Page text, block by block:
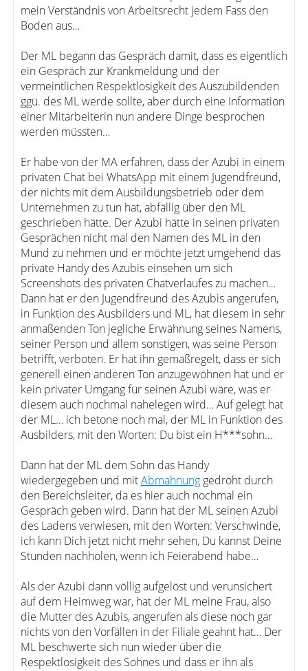
mein Verständnis von Arbeitsrecht jedem Fass den
Boden aus…
Der ML begann das Gespräch damit, dass es eigentlich
ein Gespräch zur Krankmeldung und der
vermeintlichen Respektlosigkeit des Auszubildenden
ggü. des ML werde sollte, aber durch eine Information
einer Mitarbeiterin nun andere Dinge besprochen
werden müssten…
Er habe von der MA erfahren, dass der Azubi in einem
privaten Chat bei WhatsApp mit einem Jugendfreund,
der nichts mit dem Ausbildungsbetrieb oder dem
Unternehmen zu tun hat, abfällig über den ML
geschrieben hätte. Der Azubi hätte in seinen privaten
Gesprächen nicht mal den Namen des ML in den
Mund zu nehmen und er möchte jetzt umgehend das
private Handy des Azubis einsehen um sich
Screenshots des privaten Chatverlaufes zu machen…
Dann hat er den Jugendfreund des Azubis angerufen,
in Funktion des Ausbilders und ML, hat diesem in sehr
anmaßenden Ton jegliche Erwähnung seines Namens,
seiner Person und allem sonstigen, was seine Person
betrifft, verboten. Er hat ihn gemaßregelt, dass er sich
generell einen anderen Ton anzugewöhnen hat und er
kein privater Umgang für seinen Azubi wäre, was er
diesem auch nochmal nahelegen wird… Auf gelegt hat
der ML… ich betone noch mal, der ML in Funktion des
Ausbilders, mit den Worten: Du bist ein H***sohn…
Dann hat der ML dem Sohn das Handy
wiedergegeben und mitAbmahnung gedroht durch
den Bereichsleiter, da es hier auch nochmal ein
Gespräch geben wird. Dann hat der ML seinen Azubi
des Ladens verwiesen, mit den Worten: Verschwinde,
ich kann Dich jetzt nicht mehr sehen, Du kannst Deine
Stunden nachholen, wenn ich Feierabend habe…
Als der Azubi dann völlig aufgelöst und verunsichert
auf dem Heimweg war, hat der ML meine Frau, also
die Mutter des Azubis, angerufen als diese noch gar
nichts von den Vorfällen in der Filiale geahnt hat… Der
ML beschwerte sich nun wieder über die
Respektlosigkeit des Sohnes und dass er ihn als